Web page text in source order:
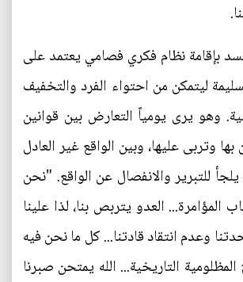
بإقامة نظام فكري فصامي يعتمد على
ليتمكن من احتواء الفرد والتخفيف
وهو يرى يومياً التعارض بين قوانين
بها وتربى عليها، وبين الواقع غير العادل
للتبرير والانفصال عن الواقع. "نحن
المؤامرة... العدو يتربص بنا، لذا علينا
وعدم انتقاد قادتنا... كل ما نحن فيه
التاريخية... الله يمتحن صبرنا